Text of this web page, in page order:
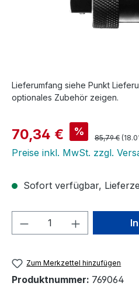
Lieferumfang siehe Punkt
optionales Zubehör zeigen.
Verkaufspreis:
70,34 € % Regulärer
85,79 €
Preise inkl. MwSt. zzgl.
Sofort verfügbar,
Produkt Anzahl:
Zum Merkzettel hinzufügen
Produktnummer: 769064